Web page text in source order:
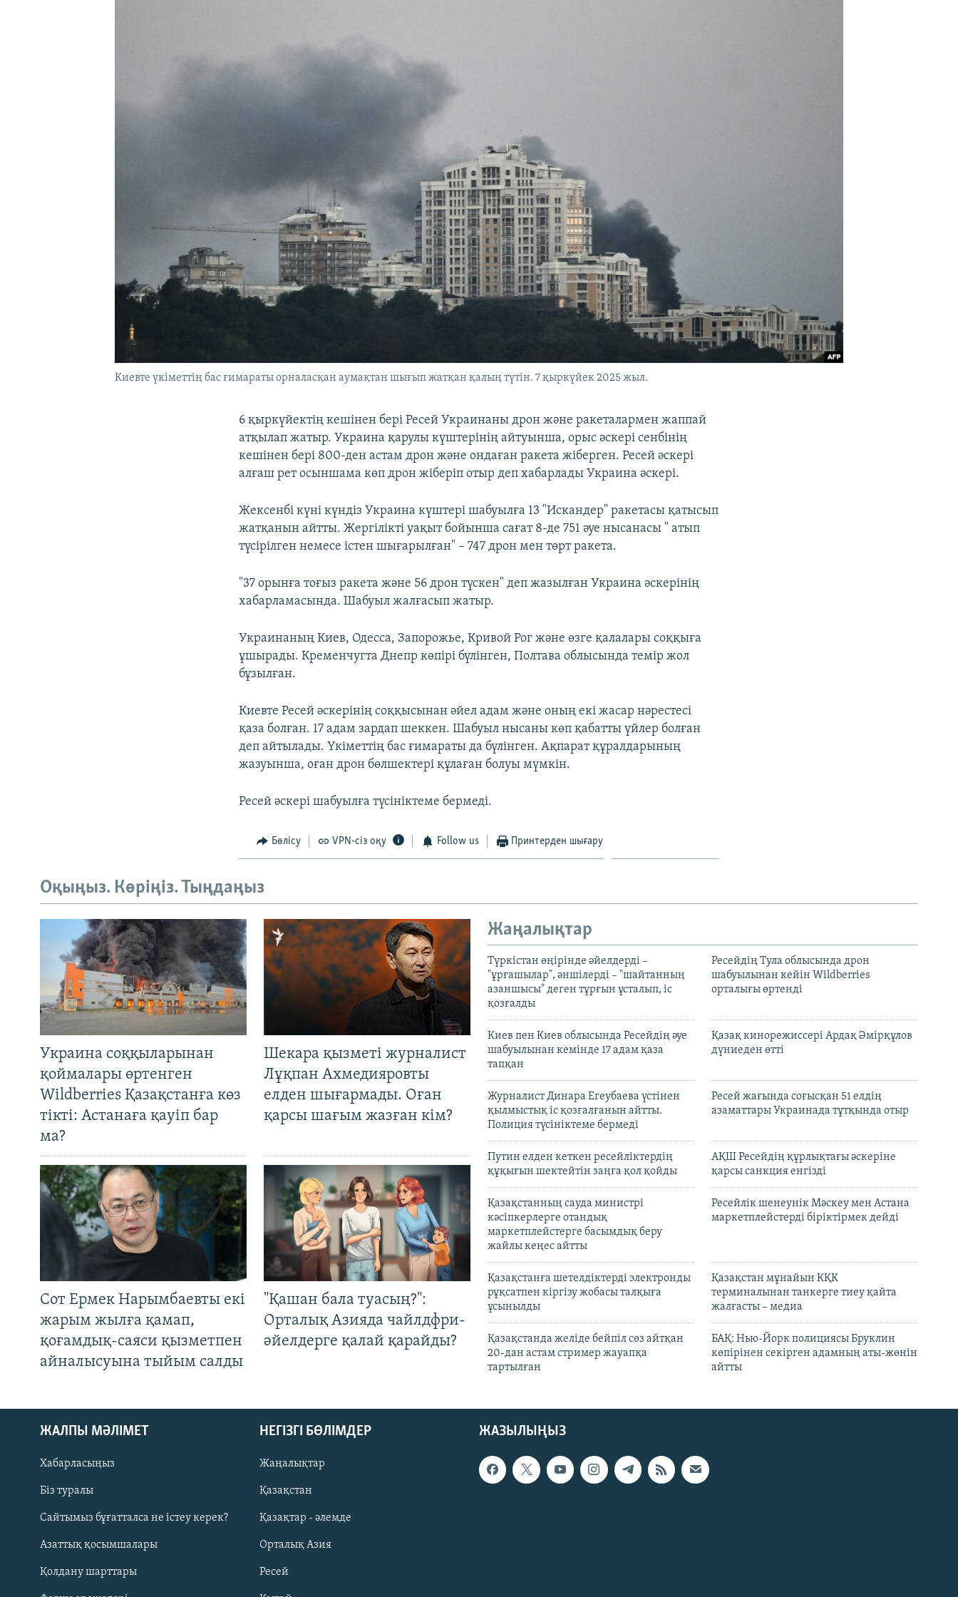
Русский
ЖАЗЫЛЫҢЫЗ
Киевте үкіметтің бас ғимараты орналасқан аумақтан шығып жатқан қалың түтін. 7 қыркүйек 2025 жыл.
6 қыркүйектің кешінен бері Ресей Украинаны дрон және ракеталармен жаппай
атқылап жатыр. Украина қарулы күштерінің айтуынша, орыс әскері сенбінің
кешінен бері 800-ден астам дрон және ондаған ракета жіберген. Ресей әскері
алғаш рет осыншама көп дрон жіберіп отыр деп хабарлады Украина әскері.
Жексенбі күні күндіз Украина күштері шабуылға 13 "Искандер" ракетасы қатысып
жатқанын айтты. Жергілікті уақыт бойынша сағат 8-де 751 әуе нысанасы " атып
түсірілген немесе істен шығарылған" – 747 дрон мен төрт ракета.
"37 орынға тоғыз ракета және 56 дрон түскен" деп жазылған Украина әскерінің
хабарламасында. Шабуыл жалғасып жатыр.
Украинаның Киев, Одесса, Запорожье, Кривой Рог және өзге қалалары соққыға
ұшырады. Кременчугта Днепр көпірі бүлінген, Полтава облысында темір жол
бұзылған.
Киевте Ресей әскерінің соққысынан әйел адам және оның екі жасар нәрестесі
қаза болған. 17 адам зардап шеккен. Шабуыл нысаны көп қабатты үйлер болған
деп айтылады. Үкіметтің бас ғимараты да бүлінген. Ақпарат құралдарының
жазуынша, оған дрон бөлшектері құлаған болуы мүмкін.
Ресей әскері шабуылға түсініктеме бермеді.
Бөлісу VPN-сіз оқу Follow us Принтерден шығару
Оқыңыз. Көріңіз. Тыңдаңыз
Украина соққыларынан
қоймалары өртенген
Wildberries Қазақстанға көз
тікті: Астанаға қауіп бар
ма?
Шекара қызметі журналист
Лұқпан Ахмедияровты
елден шығармады. Оған
қарсы шағым жазған кім?
Сот Ермек Нарымбаевты екі
жарым жылға қамап,
қоғамдық-саяси қызметпен
айналысуына тыйым салды
"Қашан бала туасың?":
Орталық Азияда чайлдфри-
әйелдерге қалай қарайды?
Жаңалықтар
Түркістан өңірінде әйелдерді –
"ұрғашылар", әншілерді – "шайтанның
азаншысы" деген тұрғын ұсталып, іс
қозғалды
Ресейдің Тула облысында дрон
шабуылынан кейін Wildberries
орталығы өртенді
Киев пен Киев облысында Ресейдің әуе
шабуылынан кемінде 17 адам қаза
тапқан
Қазақ кинорежиссері Ардақ Әмірқұлов
дүниеден өтті
Журналист Динара Егеубаева үстінен
қылмыстық іс қозғалғанын айтты.
Полиция түсініктеме бермеді
Ресей жағында соғысқан 51 елдің
азаматтары Украинада тұтқында отыр
Путин елден кеткен ресейліктердің
құқығын шектейтін заңға қол қойды
АҚШ Ресейдің құрлықтағы әскеріне
қарсы санкция енгізді
Қазақстанның сауда министрі
кәсіпкерлерге отандық
маркетплейстерге басымдық беру
жайлы кеңес айтты
Ресейлік шенеунік Мәскеу мен Астана
маркетплейстерді біріктірмек дейді
Қазақстанға шетелдіктерді электронды
рұқсатпен кіргізу жобасы талқыға
ұсынылды
Қазақстан мұнайын КҚК
терминалынан танкерге тиеу қайта
жалғасты – медиа
Қазақстанда желіде бейпіл сөз айтқан
20-дан астам стример жауапқа
тартылған
БАҚ: Нью-Йорк полициясы Бруклин
көпірінен секірген адамның аты-жөнін
айтты
ЖАЗЫЛЫҢЫЗ
ЖАЛПЫ МӘЛІМЕТ
Хабарласыңыз
Біз туралы
Сайтымыз бұғатталса не істеу керек?
Азаттық қосымшалары
Қолдану шарттары
НЕГІЗГІ БӨЛІМДЕР
Жаңалықтар
Қазақстан
Қазақтар - әлемде
Орталық Азия
Ресей